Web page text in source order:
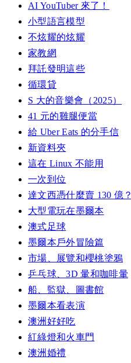
AI YouTuber 來了！
小型語言模型
不炫耀的炫耀
家教網
拜託發明這些
循環貸
S 大的音樂會（2025）
41 元的雞腿便當
給 Uber Eats 的分手信
新資料夾
這在 Linux 不能用
一次到位
達文西憑什麼賣 130 億？
大型電玩在墨爾本
澳式足球
墨爾本戶外冒險篇
市場、展覽和櫻桃塗鴉
乒乓球、3D 暈和咖啡暈
船、監獄、圖書館
墨爾本看表演
澳洲好好吃
紅綠燈和火車門
澳洲婚禮